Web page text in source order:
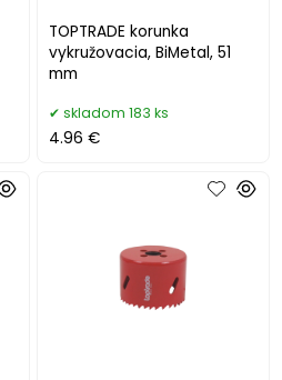
TOPTRADE korunka
vykružovacia, BiMetal, 51
mm
skladom 183 ks
4.96 €